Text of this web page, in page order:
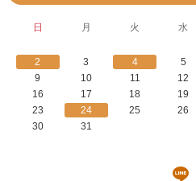
日 月 火 水
2
3 4 5
9
10 11 12
16
17 18 19
23
24 25 26
30
31